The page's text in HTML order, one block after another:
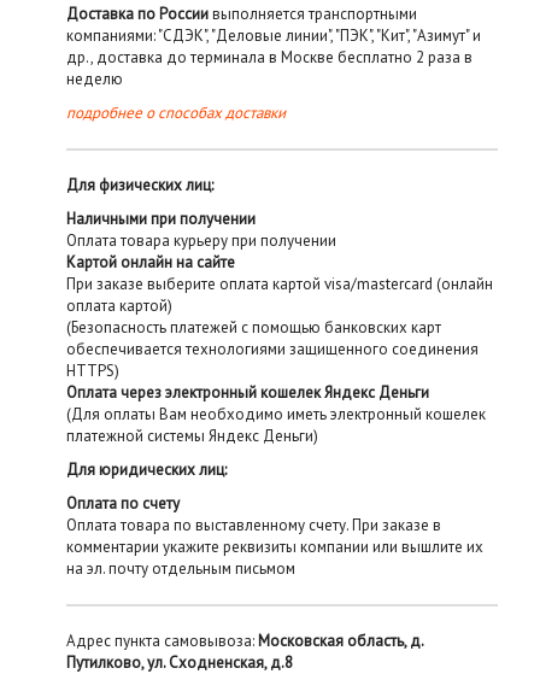
Доставка по Россиивыполняется транспортными
компаниями: "СДЭК", "Деловые линии", "ПЭК", "Кит", "Азимут" и
др., доставка до терминала в Москве бесплатно 2 раза в
неделю
подробнее о способах доставки
Для физических лиц:
Наличными при получении
Оплата товара курьеру при получении
Картой онлайн на сайте
При заказе выберите оплата картой visa/mastercard (онлайн
оплата картой)
(Безопасность платежей с помощью банковских карт
обеспечивается технологиями защищенного соединения
HTTPS)
Оплата через электронный кошелек Яндекс Деньги
(Для оплаты Вам необходимо иметь электронный кошелек
платежной системы Яндекс Деньги)
Для юридических лиц:
Оплата по счету
Оплата товара по выставленному счету. При заказе в
комментарии укажите реквизиты компании или вышлите их
на эл. почту отдельным письмом
Адрес пункта самовывоза: Московская область, д.
Путилково, ул. Сходненская, д.8